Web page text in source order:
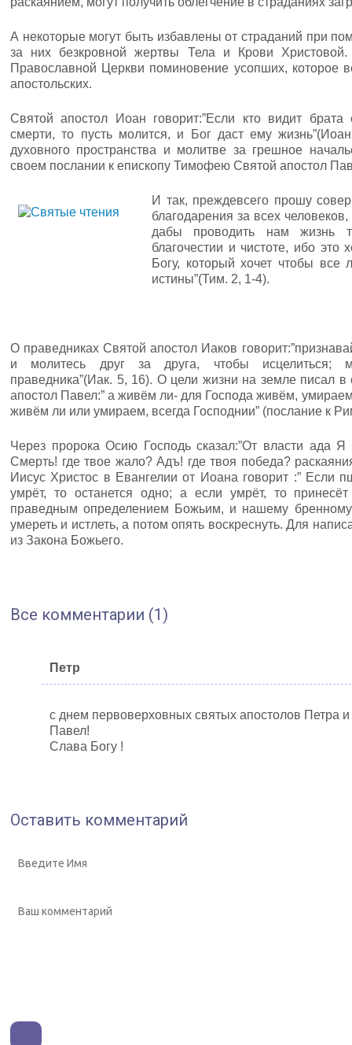
А некоторые могут быть избавлены от страданий при
за них безкровной жертвы Тела и Крови
Православной Церкви поминовение усопших, которое
апостольских.
Святой апостол Иоан говорит:”Если кто видит
смерти, то пусть молится, и Бог даст ему
духовного пространства и молитве за грешное
своем послании к епископу Тимофею Святой апостол
И так, преждевсего прошу
благодарения за всех
дабы проводить нам жизнь
благочестии и чистоте, ибо
Богу, который хочет чтобы все
истины”(Тим. 2, 1-4).
О праведниках Святой апостол Иаков
и молитесь друг за друга, чтобы исцелиться;
праведника”(Иак. 5, 16). О цели жизни на земле писал
апостол Павел:” а живём ли- для Господа живём,
живём ли или умираем, всегда Господнии” (послание к
Через пророка Осию Господь сказал:”От власти ада
Смерть! где твое жало? Адъ! где твоя победа?
Иисус Христос в Евангелии от Иоана говорит :” Если
умрёт, то останется одно; а если умрёт, то
праведным определением Божьим, и нашему бренному
умереть и истлеть, а потом опять воскреснуть. Для
из Закона Божьего.
Все комментарии (1)
Петр
с днем первоверховных святых апостолов Петра
Павел!
Слава Богу !
Оставить комментарий